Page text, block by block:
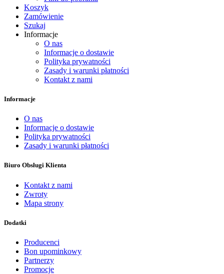
Koszyk
Zamówienie
Szukaj
Informacje
O nas
Informacje o dostawie
Polityka prywatności
Zasady i warunki płatności
Kontakt z nami
Informacje
O nas
Informacje o dostawie
Polityka prywatności
Zasady i warunki płatności
Biuro Obsługi Klienta
Kontakt z nami
Zwroty
Mapa strony
Dodatki
Producenci
Bon upominkowy
Partnerzy
Promocje